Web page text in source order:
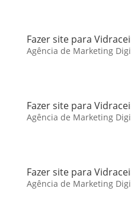
Fazer site para
Agência de Marketing
Fazer site para
Agência de Marketing
Fazer site para
Agência de Marketing